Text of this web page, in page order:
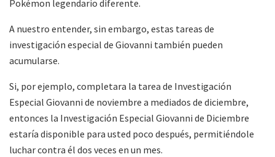
Pokémon legendario diferente.
A nuestro entender, sin embargo, estas tareas de
investigación especial de Giovanni también pueden
acumularse.
Si, por ejemplo, completara la tarea de Investigación
Especial Giovanni de noviembre a mediados de diciembre,
entonces la Investigación Especial Giovanni de Diciembre
estaría disponible para usted poco después, permitiéndole
luchar contra él dos veces en un mes.